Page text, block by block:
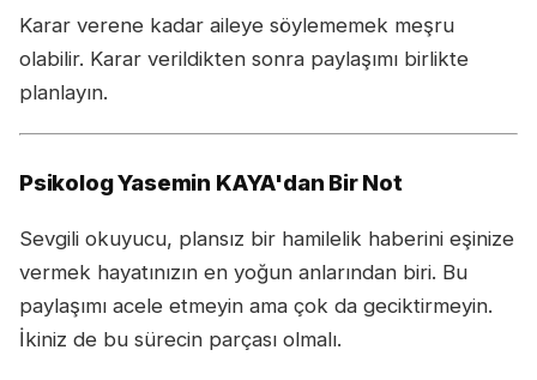
Karar verene kadar aileye söylememek meşru
olabilir. Karar verildikten sonra paylaşımı birlikte
planlayın.
Psikolog Yasemin KAYA'dan Bir Not
Sevgili okuyucu, plansız bir hamilelik haberini eşinize
vermek hayatınızın en yoğun anlarından biri. Bu
paylaşımı acele etmeyin ama çok da geciktirmeyin.
İkiniz de bu sürecin parçası olmalı.